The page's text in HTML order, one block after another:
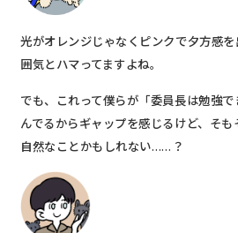
光がオレンジじゃなくピンクで夕方感
囲気とハマってますよね。
でも、これって僕らが「委員長は勉強
んでるからギャップを感じるけど、そ
自然なことかもしれない……？